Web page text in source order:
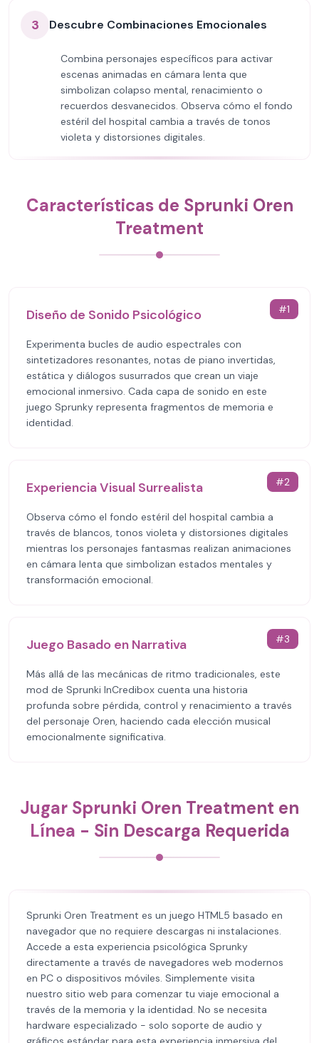
3 Descubre Combinaciones Emocionales
Combina personajes específicos para activar
escenas animadas en cámara lenta que
simbolizan colapso mental, renacimiento o
recuerdos desvanecidos. Observa cómo el fondo
estéril del hospital cambia a través de tonos
violeta y distorsiones digitales.
Características de Sprunki Oren
Treatment
#1
Diseño de Sonido Psicológico
Experimenta bucles de audio espectrales con
sintetizadores resonantes, notas de piano invertidas,
estática y diálogos susurrados que crean un viaje
emocional inmersivo. Cada capa de sonido en este
juego Sprunky representa fragmentos de memoria e
identidad.
#2
Experiencia Visual Surrealista
Observa cómo el fondo estéril del hospital cambia a
través de blancos, tonos violeta y distorsiones digitales
mientras los personajes fantasmas realizan animaciones
en cámara lenta que simbolizan estados mentales y
transformación emocional.
#3
Juego Basado en Narrativa
Más allá de las mecánicas de ritmo tradicionales, este
mod de Sprunki InCredibox cuenta una historia
profunda sobre pérdida, control y renacimiento a través
del personaje Oren, haciendo cada elección musical
emocionalmente significativa.
Jugar Sprunki Oren Treatment en
Línea - Sin Descarga Requerida
Sprunki Oren Treatment es un juego HTML5 basado en
navegador que no requiere descargas ni instalaciones.
Accede a esta experiencia psicológica Sprunky
directamente a través de navegadores web modernos
en PC o dispositivos móviles. Simplemente visita
nuestro sitio web para comenzar tu viaje emocional a
través de la memoria y la identidad. No se necesita
hardware especializado - solo soporte de audio y